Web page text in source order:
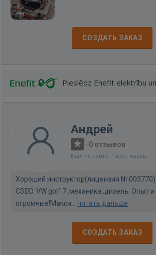
СОЗДАТЬ ЗАКАЗ
Pieslēdz Enefit elektrību
Андрей
· 0 отзывов
Был на сайте: 1 мес. назад
Хороший инструктор(лицензия
CSDD. VW golf 7 ,механика ,дизель. Опыт
огромные!Макси... читать дальше
СОЗДАТЬ ЗАКАЗ